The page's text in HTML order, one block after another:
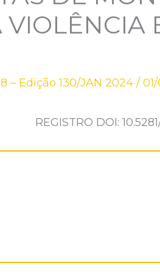
– Edição 130/JAN 2024 /
REGISTRO DOI: